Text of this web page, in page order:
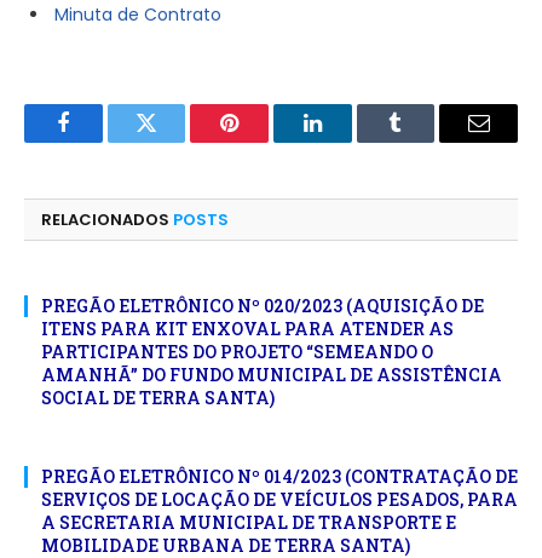
Minuta de Contrato
FacebookTwitter Pinterest LinkedInTumblr
E-
RELACIONADOS POSTS
PREGÃO ELETRÔNICO Nº 020/2023 (AQUISIÇÃO DE
ITENS PARA KIT ENXOVAL PARA ATENDER AS
PARTICIPANTES DO PROJETO “SEMEANDO O
AMANHÃ” DO FUNDO MUNICIPAL DE ASSISTÊNCIA
SOCIAL DE TERRA SANTA)
PREGÃO ELETRÔNICO Nº 014/2023 (CONTRATAÇÃO DE
SERVIÇOS DE LOCAÇÃO DE VEÍCULOS PESADOS, PARA
A SECRETARIA MUNICIPAL DE TRANSPORTE E
MOBILIDADE URBANA DE TERRA SANTA)